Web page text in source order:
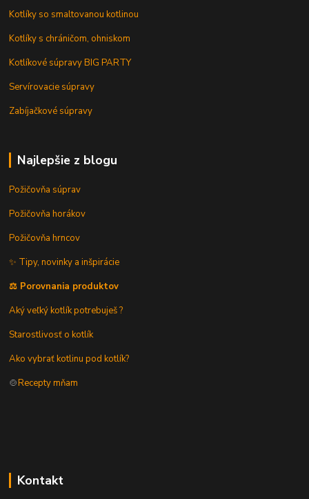
Kotlíky so smaltovanou kotlinou
Kotlíky s chráničom, ohniskom
Kotlíkové súpravy BIG PARTY
Servírovacie súpravy
Zabíjačkové súpravy
Najlepšie z blogu
Požičovňa súprav
Požičovňa horákov
Požičovňa hrncov
✨ Tipy, novinky a inšpirácie
⚖️ Porovnania produktov
Aký veľký kotlík potrebuješ ?
Starostlivosť o kotlík
Ako vybrať kotlinu pod kotlík?
🍲Recepty mňam
Kontakt